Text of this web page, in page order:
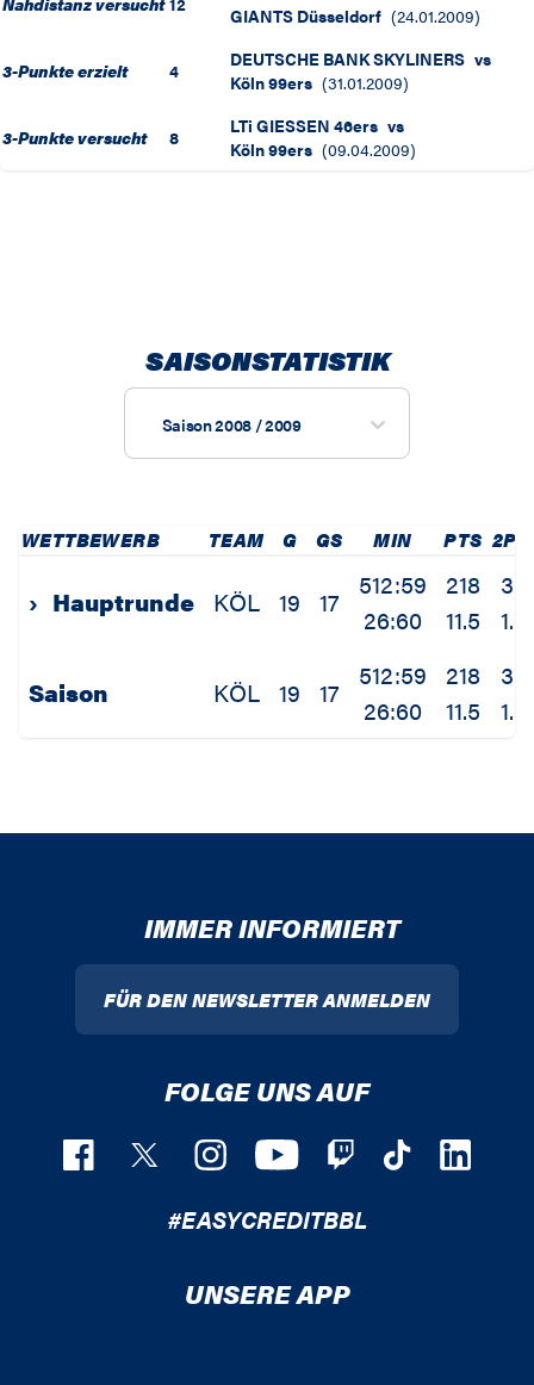
GIANTS Düsseldorf (24.01.2009)
3-Punkte erzielt 4 DEUTSCHE BANK SKYLINERS vs
Köln 99ers (31.01.2009)
3-Punkte versucht 8 LTi GIESSEN 46ers vs
Köln 99ers (09.04.2009)
SAISONSTATISTIK
Saison 2008 / 2009
WETTBEWERB TEAM G GS MIN PTS 2PM
› Hauptrunde KÖL 19 17
512:59
26:60
218
11.5
35
1.8
Saison KÖL 19 17
512:59
26:60
218
11.5
35
1.8
IMMER INFORMIERT
FÜR DEN NEWSLETTER ANMELDEN
FOLGE UNS AUF
#EASYCREDITBBL
UNSERE APP